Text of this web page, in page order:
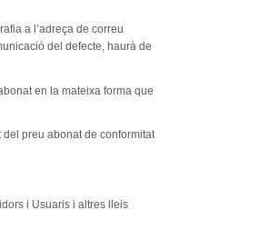
a l’adreça de correu
del defecte, haurà de
en la mateixa forma que
preu abonat de conformitat
i Usuaris i altres lleis